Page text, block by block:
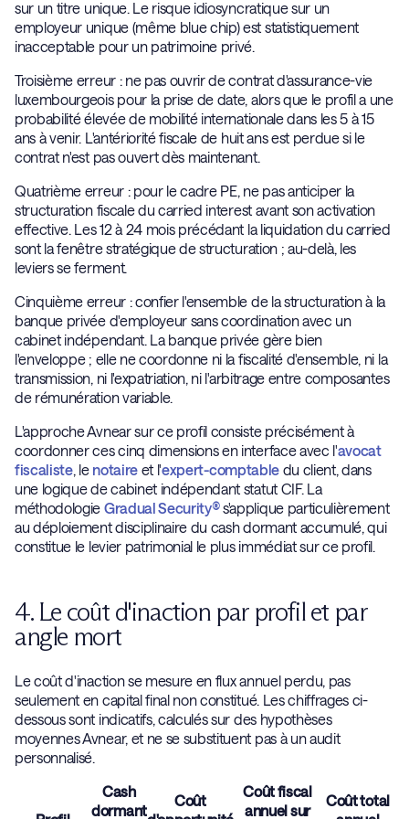
sur un titre unique. Le risque idiosyncratique sur un
employeur unique (même blue chip) est statistiquement
inacceptable pour un patrimoine privé.
Troisième erreur : ne pas ouvrir de contrat d'assurance-vie
luxembourgeois pour la prise de date, alors que le profil a une
probabilité élevée de mobilité internationale dans les 5 à 15
ans à venir. L'antériorité fiscale de huit ans est perdue si le
contrat n'est pas ouvert dès maintenant.
Quatrième erreur : pour le cadre PE, ne pas anticiper la
structuration fiscale du carried interest avant son activation
effective. Les 12 à 24 mois précédant la liquidation du carried
sont la fenêtre stratégique de structuration ; au-delà, les
leviers se ferment.
Cinquième erreur : confier l'ensemble de la structuration à la
banque privée d'employeur sans coordination avec un
cabinet indépendant. La banque privée gère bien
l'enveloppe ; elle ne coordonne ni la fiscalité d'ensemble, ni la
transmission, ni l'expatriation, ni l'arbitrage entre composantes
de rémunération variable.
L'approche Avnear sur ce profil consiste précisément à
coordonner ces cinq dimensions en interface avec l'avocat
fiscaliste, le notaireet l'expert-comptabledu client, dans
une logique de cabinet indépendant statut CIF. La
méthodologie Gradual Security®s'applique particulièrement
au déploiement disciplinaire du cash dormant accumulé, qui
constitue le levier patrimonial le plus immédiat sur ce profil.
4. Le coût d'inaction par profil et par
angle mort
Le coût d'inaction se mesure en flux annuel perdu, pas
seulement en capital final non constitué. Les chiffrages ci-
dessous sont indicatifs, calculés sur des hypothèses
moyennes Avnear, et ne se substituent pas à un audit
personnalisé.
Cash
dormant
Coût
Coût fiscal
annuel sur
Coût total